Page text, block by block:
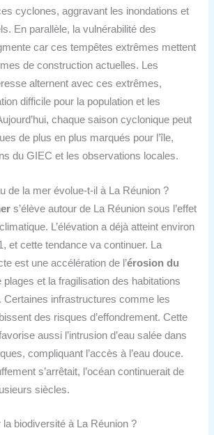
cyclones, aggravant les inondations et
En parallèle, la vulnérabilité des
car ces tempêtes extrêmes mettent
de construction actuelles. Les
alternent avec ces extrêmes,
difficile pour la population et les
chaque saison cyclonique peut
de plus en plus marqués pour l’île,
du GIEC et les observations locales.
de la mer évolue-t-il à La Réunion ?
s’élève autour de La Réunion sous l’effet
L’élévation a déjà atteint environ
et cette tendance va continuer. La
est une accélération de l’érosion du
plages et la fragilisation des habitations
Certaines infrastructures comme les
des risques d’effondrement. Cette
aussi l’intrusion d’eau salée dans
compliquant l’accès à l’eau douce.
s’arrêtait, l’océan continuerait de
siècles.
biodiversité à La Réunion ?